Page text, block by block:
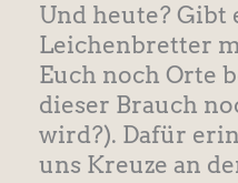
Und heute? Gibt
Leichenbretter
Euch noch Orte
dieser Brauch
wird?). Dafür
uns Kreuze an